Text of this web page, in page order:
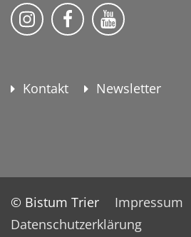
KEB Bildung Leben auf
KEB Bildung
KEB
Kontakt Newsletter
© Bistum Trier
Impressum
Datenschutzerklärung